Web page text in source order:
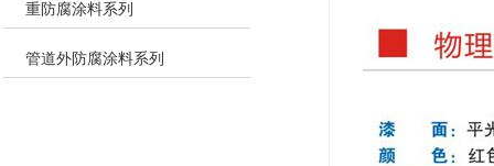
重防腐涂料系列
管道外防腐涂料系列